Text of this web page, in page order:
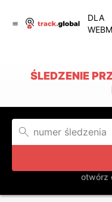
DLA
ŚLEDZENIE
otwórz